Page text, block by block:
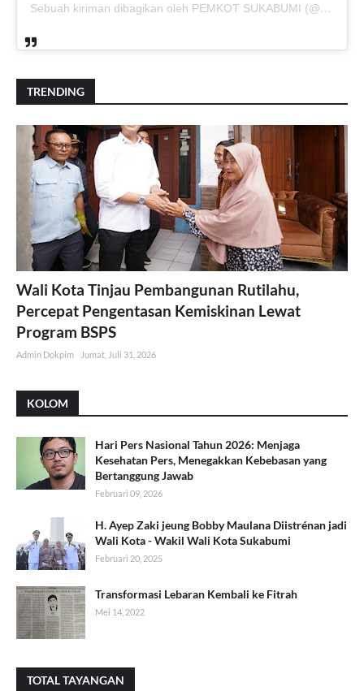
Sebuah kiriman dibagikan oleh PEMKOT SUKABUMI (@pemkotsukabumi_)
TRENDING
Wali Kota Tinjau Pembangunan Rutilahu,
Percepat Pengentasan Kemiskinan Lewat
Program BSPS
Admin Dokpim Jumat, Juli 31, 2026
KOLOM
Hari Pers Nasional Tahun 2026: Menjaga
Kesehatan Pers, Menegakkan Kebebasan yang
Bertanggung Jawab
Februari 09, 2026
H. Ayep Zaki jeung Bobby Maulana Diistrénan jadi
Wali Kota - Wakil Wali Kota Sukabumi
Februari 20, 2025
Transformasi Lebaran Kembali ke Fitrah
Mei 14, 2022
TOTAL TAYANGAN